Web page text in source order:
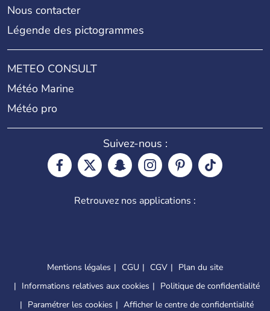
Nous contacter
Légende des pictogrammes
METEO CONSULT
Météo Marine
Météo pro
Suivez-nous :
Retrouvez nos applications :
Mentions légales CGU CGV
Plan du site
Informations relatives aux cookies
Politique de confidentialité
Paramétrer les cookies
Afficher le centre de confidentialité